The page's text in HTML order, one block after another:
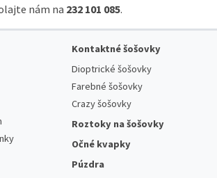
nám na 232 101 085.
Kontaktné šošovky
Dioptrické šošovky
Farebné šošovky
Crazy šošovky
Roztoky na šošovky
Očné kvapky
Púzdra